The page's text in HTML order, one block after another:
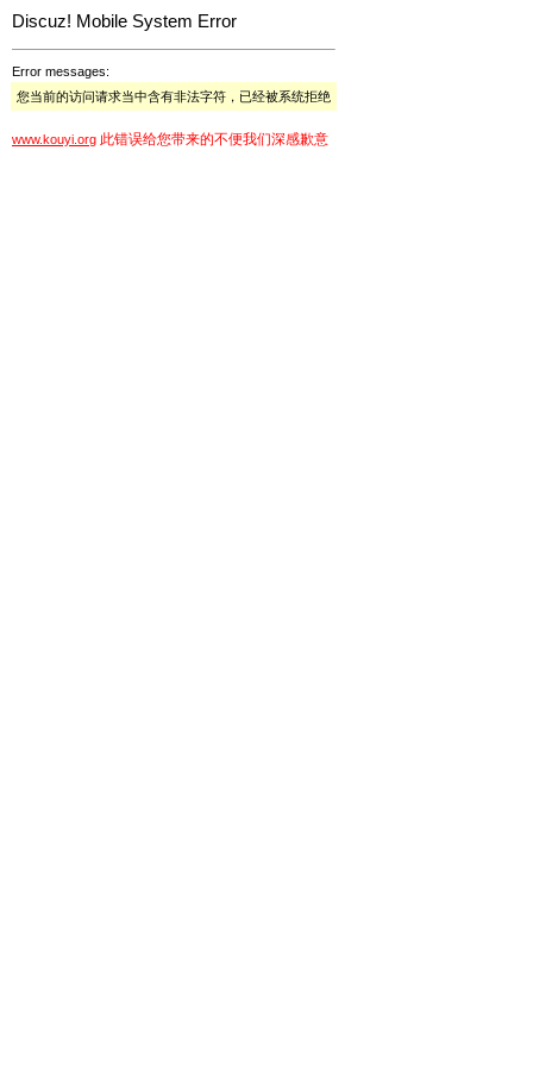
Discuz! Mobile System Error
Error messages:
您当前的访问请求当中含有非法字符，已经被系统拒绝
www.kouyi.org 此错误给您带来的不便我们深感歉意